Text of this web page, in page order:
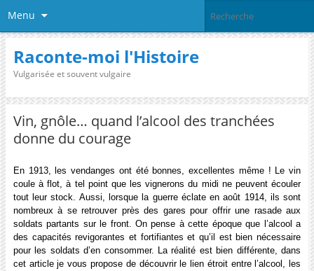
Menu
Raconte-moi l'Histoire
Vulgarisée et souvent vulgaire
Vin, gnôle… quand l’alcool des tranchées
donne du courage
En 1913, les vendanges ont été bonnes, excellentes même ! Le vin
coule à flot, à tel point que les vignerons du midi ne peuvent écouler
tout leur stock. Aussi, lorsque la guerre éclate en août 1914, ils sont
nombreux à se retrouver près des gares pour offrir une rasade aux
soldats partants sur le front. On pense à cette époque que l’alcool a
des capacités revigorantes et fortifiantes et qu’il est bien nécessaire
pour les soldats d’en consommer. La réalité est bien différente, dans
cet article je vous propose de découvrir le lien étroit entre l’alcool, les